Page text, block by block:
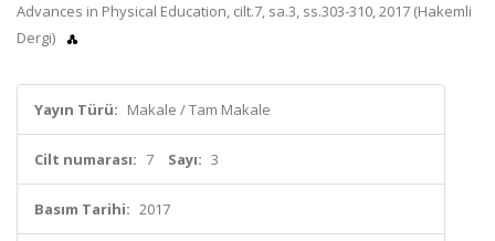
Advances in Physical Education, cilt.7, sa.3, ss.303-310, 2017 (Hakemli
Dergi)
Yayın Türü: Makale / Tam Makale
Cilt numarası: 7 Sayı: 3
Basım Tarihi: 2017